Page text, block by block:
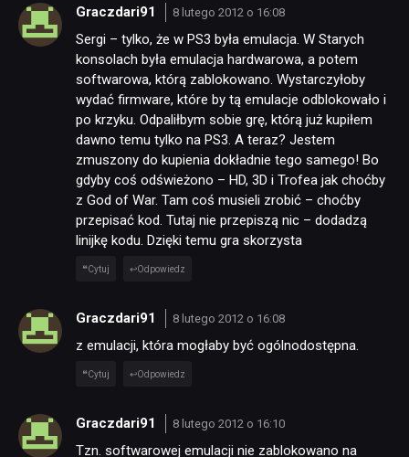
Graczdari91 8 lutego 2012 o 16:08
Sergi – tylko, że w PS3 była emulacja. W Starych
konsolach była emulacja hardwarowa, a potem
softwarowa, którą zablokowano. Wystarczyłoby
wydać firmware, które by tą emulacje odblokowało i
po krzyku. Odpaliłbym sobie grę, którą już kupiłem
dawno temu tylko na PS3. A teraz? Jestem
zmuszony do kupienia dokładnie tego samego! Bo
gdyby coś odświeżono – HD, 3D i Trofea jak choćby
z God of War. Tam coś musieli zrobić – choćby
przepisać kod. Tutaj nie przepiszą nic – dodadzą
linijkę kodu. Dzięki temu gra skorzysta
Cytuj Odpowiedz
Graczdari91 8 lutego 2012 o 16:08
z emulacji, która mogłaby być ogólnodostępna.
Cytuj Odpowiedz
Graczdari91 8 lutego 2012 o 16:10
Tzn. softwarowej emulacji nie zablokowano na